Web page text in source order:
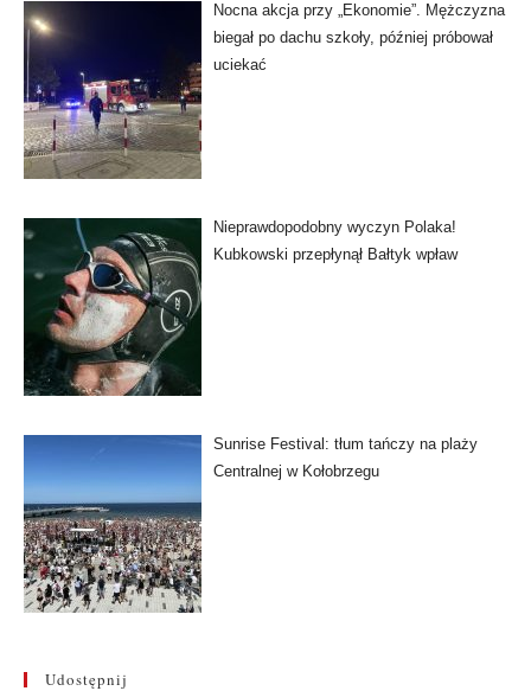
Nocna akcja przy „Ekonomie”. Mężczyzna
biegał po dachu szkoły, później próbował
uciekać
Nieprawdopodobny wyczyn Polaka!
Kubkowski przepłynął Bałtyk wpław
Sunrise Festival: tłum tańczy na plaży
Centralnej w Kołobrzegu
Udostępnij